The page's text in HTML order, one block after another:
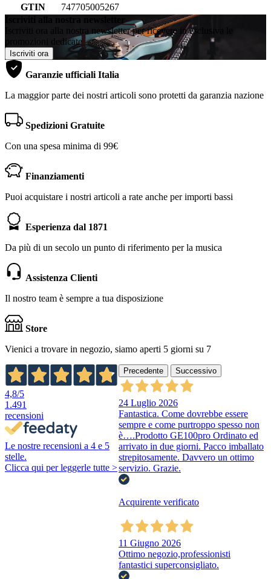
GTIN
747705005267
Iscriviti alla nostra newsletter
Iscriviti ora alla nostra newsletter per ricevere in esclusiva le
promozioni dedicate
Iscriviti ora
Garanzie ufficiali Italia
La maggior parte dei nostri articoli sono protetti da garanzia nazione
Spedizioni Gratuite
Con una spesa minima di 99€
Finanziamenti
Puoi acquistare i nostri articoli a rate anche per importi bassi
Esperienza dal 1871
Da più di un secolo un punto di riferimento per la musica
Assistenza Clienti
Il nostro team è sempre a tua disposizione
Store
Vienici a trovare in negozio, siamo aperti 5 giorni su 7
4,8/5
1.491
recensioni
Le nostre recensioni a 4 e 5
stelle.
Clicca qui per leggerle tutte >
Precedente Successivo
24 Luglio 2026
Fantastica. Come dovrebbe essere
sempre e come purtroppo spesso non
è….Prodotto GE100pro Ordinato ed
arrivato in due giorni. Pacco imballato
strepitosamente. Davvero un ottimo
servizio. Grazie.
Acquirente verificato
11 Giugno 2026
Ottimo negozio,professionisti
fantastici superconsigliato.